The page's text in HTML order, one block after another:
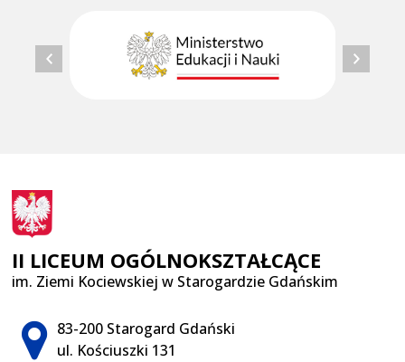
II LICEUM OGÓLNOKSZTAŁCĄCE
im. Ziemi Kociewskiej w Starogardzie Gdańskim
Adres pocztowy:
83-200 Starogard Gdański
ul. Kościuszki 131